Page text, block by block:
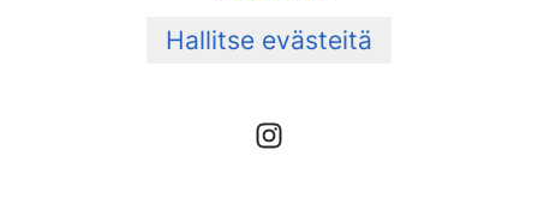
Hallitse evästeitä